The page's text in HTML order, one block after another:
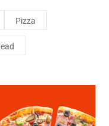
Pizza